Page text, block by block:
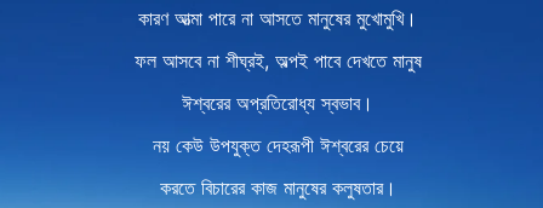
কারণ আত্মা পারে না আসতে মানুষের মুখোমুখি।
ফল আসবে না শীঘ্রই, অল্পই পাবে দেখতে মানুষ
ঈশ্বরের অপ্রতিরোধ্য স্বভাব।
নয় কেউ উপযুক্ত দেহরূপী ঈশ্বরের চেয়ে
করতে বিচারের কাজ মানুষের কলুষতার।